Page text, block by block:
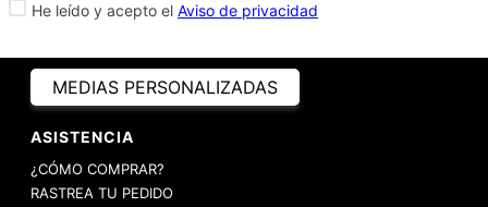
He leído y acepto el Aviso de privacidad
MEDIAS PERSONALIZADAS
ASISTENCIA
¿CÓMO COMPRAR?
RASTREA TU PEDIDO